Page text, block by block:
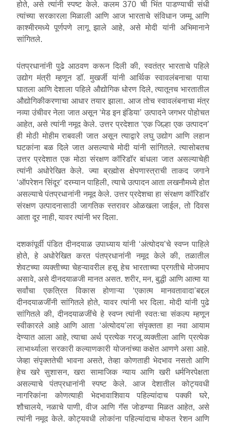
होते, असे त्यांनी स्पष्ट केले. कलम 370 ची भिंत पाडण्याची संधी
त्यांच्या सरकारला मिळाली आणि आज भारताचे संविधान जम्मू आणि
काश्मीरमध्ये पूर्णपणे लागू झाले आहे, असे मोदी यांनी अभिमानाने
सांगितले.
पंतप्रधानांनी पुढे आठवण करून दिली की, स्वतंत्र भारताचे पहिले
उद्योग मंत्री म्हणून डॉ. मुखर्जी यांनी आर्थिक स्वावलंबनाचा पाया
घातला आणि देशाला पहिले औद्योगिक धोरण दिले, त्यातूनच भारतातील
औद्योगिकीकरणाचा आधार तयार झाला. आज तोच स्वावलंबनाचा मंत्र
नव्या उंचीवर नेला जात असून ‘मेड इन इंडिया’ उत्पादने जगभर पोहोचत
आहेत, असे त्यांनी नमूद केले. उत्तर प्रदेशात ‘एक जिल्हा एक उत्पादन’
ही मोठी मोहीम राबवली जात असून त्याद्वारे लघु उद्योग आणि लहान
घटकांना बळ दिले जात असल्याचे मोदी यांनी सांगितले. त्यासोबतच
उत्तर प्रदेशात एक मोठा संरक्षण कॉरिडॉर बांधला जात असल्याचेही
त्यांनी अधोरेखित केले. ज्या ब्रह्मोस क्षेपणास्त्राची ताकद जगाने
‘ऑपरेशन सिंदूर’ दरम्यान पाहिली, त्याचे उत्पादन आता लखनौमध्ये होत
असल्याचे पंतप्रधानांनी नमूद केले. उत्तर प्रदेशचा हा संरक्षण कॉरिडॉर
संरक्षण उत्पादनासाठी जागतिक स्तरावर ओळखला जाईल, तो दिवस
आता दूर नाही, यावर त्यांनी भर दिला.
दशकांपूर्वी पंडित दीनदयाळ उपाध्याय यांनी ‘अंत्योदय’चे स्वप्न पाहिले
होते, हे अधोरेखित करत पंतप्रधानांनी नमूद केले की, तळातील
शेवटच्या व्यक्तीच्या चेहऱ्यावरील हसू हेच भारताच्या प्रगतीचे मोजमाप
असावे, असे दीनदयाळजी मानत असत. शरीर, मन, बुद्धी आणि आत्मा या
सर्वांचा एकत्रित विकास होणाऱ्या ‘एकात्म मानवतावादा’बद्दल
दीनदयाळजींनी सांगितले होते, यावर त्यांनी भर दिला. मोदी यांनी पुढे
सांगितले की, दीनदयाळजींचे हे स्वप्न त्यांनी स्वतःचा संकल्प म्हणून
स्वीकारले आहे आणि आता ‘अंत्योदय’ला संपृक्तता हा नवा आयाम
देण्यात आला आहे, त्याचा अर्थ प्रत्येक गरजू व्यक्तीला आणि प्रत्येक
लाभार्थ्याला सरकारी कल्याणकारी योजनांच्या कक्षेत आणणे असा आहे.
जेव्हा संपृक्ततेची भावना असते, तेव्हा कोणताही भेदभाव नसतो आणि
हेच खरे सुशासन, खरा सामाजिक न्याय आणि खरी धर्मनिरपेक्षता
असल्याचे पंतप्रधानांनी स्पष्ट केले. आज देशातील कोट्यवधी
नागरिकांना कोणत्याही भेदभावाशिवाय पहिल्यांदाच पक्की घरे,
शौचालये, नळाचे पाणी, वीज आणि गॅस जोडण्या मिळत आहेत, असे
त्यांनी नमूद केले. कोट्यवधी लोकांना पहिल्यांदाच मोफत रेशन आणि